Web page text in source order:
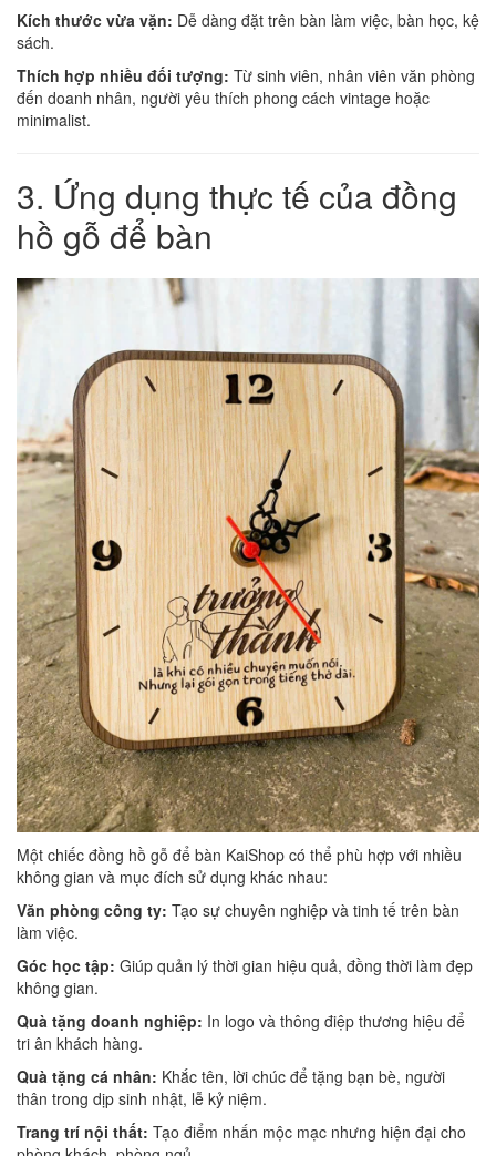
Kích thước vừa vặn: Dễ dàng đặt trên bàn làm việc, bàn học, kệ
sách.
Thích hợp nhiều đối tượng: Từ sinh viên, nhân viên văn phòng
đến doanh nhân, người yêu thích phong cách vintage hoặc
minimalist.
3. Ứng dụng thực tế của đồng
hồ gỗ để bàn
Một chiếc đồng hồ gỗ để bàn KaiShop có thể phù hợp với nhiều
không gian và mục đích sử dụng khác nhau:
Văn phòng công ty: Tạo sự chuyên nghiệp và tinh tế trên bàn
làm việc.
Góc học tập: Giúp quản lý thời gian hiệu quả, đồng thời làm đẹp
không gian.
Quà tặng doanh nghiệp: In logo và thông điệp thương hiệu để
tri ân khách hàng.
Quà tặng cá nhân: Khắc tên, lời chúc để tặng bạn bè, người
thân trong dịp sinh nhật, lễ kỷ niệm.
Trang trí nội thất: Tạo điểm nhấn mộc mạc nhưng hiện đại cho